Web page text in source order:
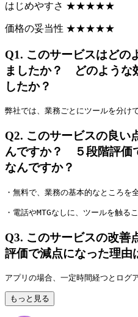
はじめやすさ ★★★★★
価格の妥当性 ★★★★★
Q1. このサービスはどの
ましたか？ どのような
したか？
弊社では、業務ごとにツールを分け
Q2. このサービスの良い
んですか？ ５段階評価
なんですか？
・無料で、業務の基本的なところ
・電話やMTGなしに、ツールを触る
Q3. このサービスの改
評価で減点になった理由
アプリの場合、一定時間経つとログ
もっと見る